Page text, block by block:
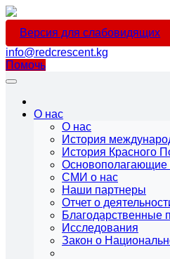
Версия для слабовидящих
info@redcrescent.kg
Помочь
О нас
О нас
История
История Красного
Основополагающие
СМИ о нас
Наши партнеры
Отчет о
Благодарственные
Исследования
Закон о